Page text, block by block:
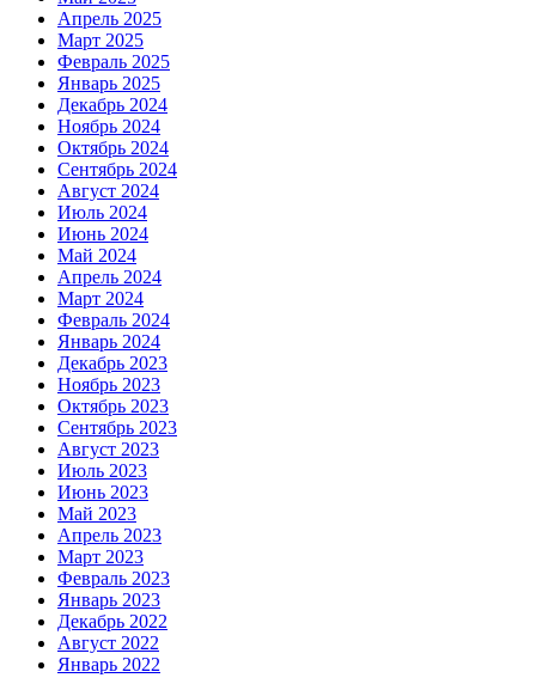
Апрель 2025
Март 2025
Февраль 2025
Январь 2025
Декабрь 2024
Ноябрь 2024
Октябрь 2024
Сентябрь 2024
Август 2024
Июль 2024
Июнь 2024
Май 2024
Апрель 2024
Март 2024
Февраль 2024
Январь 2024
Декабрь 2023
Ноябрь 2023
Октябрь 2023
Сентябрь 2023
Август 2023
Июль 2023
Июнь 2023
Май 2023
Апрель 2023
Март 2023
Февраль 2023
Январь 2023
Декабрь 2022
Август 2022
Январь 2022